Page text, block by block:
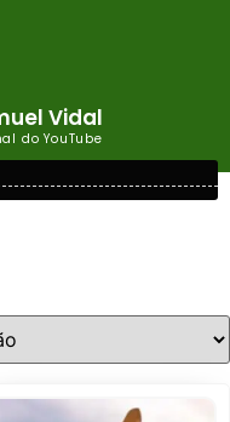
Vidal
do YouTube